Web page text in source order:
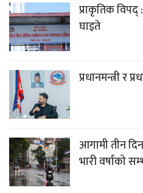
प्राकृतिक
घाइते
प्रधानमन्त्री र
आगामी तीन
भारी वर्षाको